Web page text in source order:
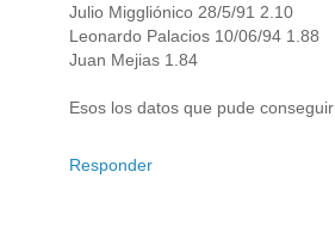
Julio Miggliónico 28/5/91 2.10
Leonardo Palacios 10/06/94 1.88
Juan Mejias 1.84
Esos los datos que pude conseguir
Responder